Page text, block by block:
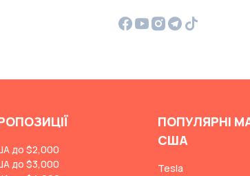
до $2,000
до $3,000
ПОПУЛЯРНІ
США
Tesla